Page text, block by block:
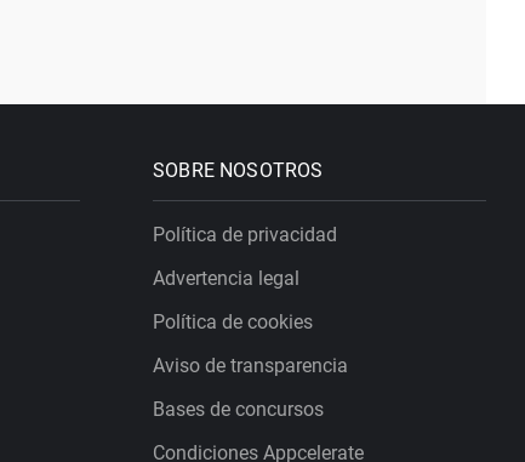
SOBRE NOSOTROS
Política de privacidad
Advertencia legal
Política de cookies
Aviso de transparencia
Bases de concursos
Condiciones Appcelerate